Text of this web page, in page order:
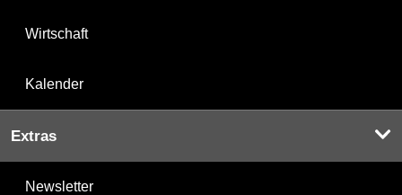
Wirtschaft
Kalender
Extras
Newsletter